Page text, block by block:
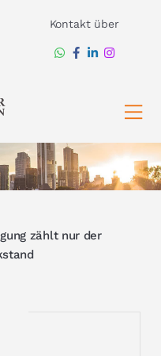
Kontakt über
zählt nur der